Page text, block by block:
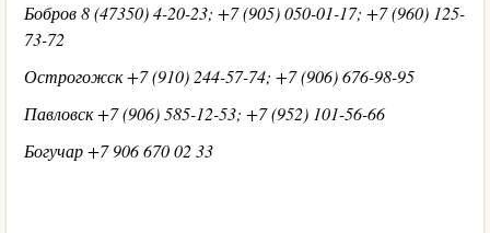
Бобров 8 (47350) 4-20-23; +7 (905) 050-01-17; +7 (960) 125-
73-72
Острогожск +7 (910) 244-57-74; +7 (906) 676-98-95
Павловск +7 (906) 585-12-53; +7 (952) 101-56-66
Богучар +7 906 670 02 33